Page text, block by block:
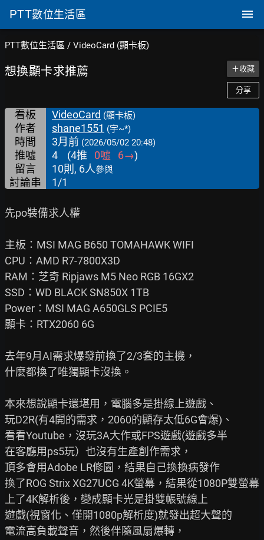
PTT數位生活區
PTT數位生活區 / VideoCard (顯卡板)
想換顯卡求推薦 ＋收藏
分享
看板 VideoCard (顯卡板)
作者 shane1551 (宇~*)
時間 3月前 (2026/05/02 20:48)
推噓 4 (4推 0噓 6→)
留言
10則, 6人參與
討論串 1/1
先po裝備求人權
主板：MSI MAG B650 TOMAHAWK WIFI
CPU：AMD R7-7800X3D
RAM：芝奇 Ripjaws M5 Neo RGB 16GX2
SSD：WD BLACK SN850X 1TB
Power：MSI MAG A650GLS PCIE5
顯卡：RTX2060 6G
去年9月AI需求爆發前換了2/3套的主機，
什麼都換了唯獨顯卡沒換。
本來想說顯卡還堪用，電腦多是掛線上遊戲、
玩D2R(有4開的需求，2060的顯存太低6G會爆)、
看看Youtube，沒玩3A大作或FPS遊戲(遊戲多半
在客廳用ps5玩）也沒有生產創作需求，
頂多會用Adobe LR修圖，結果自己換換病發作
換了ROG Strix XG27UCG 4K螢幕，結果從1080P雙螢幕
上了4K解析後，變成顯卡光是掛雙帳號線上
遊戲(視窗化、僅開1080p解析度)就發出超大聲的
電流高負載聲音，然後伴隨風扇爆轉，